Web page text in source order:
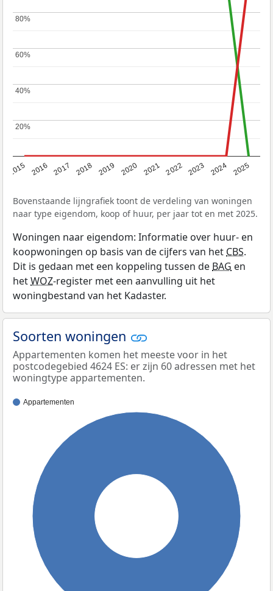
2015 2016 2017 2018 2019 2020 2021 2022 2023 2024 2025
20%
20%
40%
40%
60%
60%
80%
80%
Bovenstaande lijngrafiek toont de verdeling van woningen
naar type eigendom, koop of huur, per jaar tot en met 2025.
Woningen naar eigendom: Informatie over huur- en
koopwoningen op basis van de cijfers van het CBS.
Dit is gedaan met een koppeling tussen de BAG en
hetWOZ-register met een aanvulling uit het
woningbestand van het Kadaster.
Soorten woningen
Appartementen komen het meeste voor in het
postcodegebied 4624 ES: er zijn 60 adressen met het
woningtype appartementen.
Appartementen